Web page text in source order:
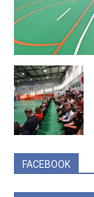
FACEBOOK